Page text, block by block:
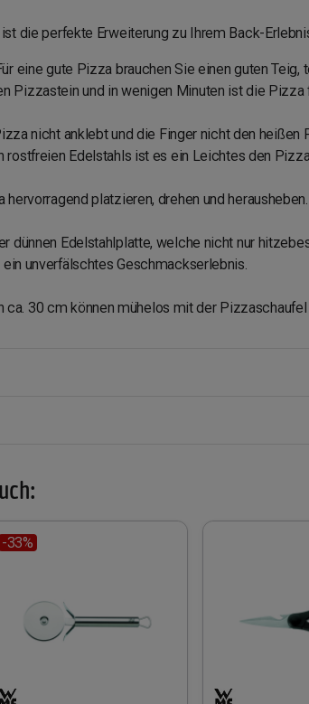
die perfekte Erweiterung zu Ihrem Back-
eine gute Pizza brauchen Sie einen guten Teig,
Pizzastein und in wenigen Minuten ist die Pizza
nicht anklebt und die Finger nicht den heißen
rostfreien Edelstahls ist es ein Leichtes den
platzieren, drehen und
dünnen Edelstahlplatte, welche nicht nur
unverfälschtes Geschmackserlebnis.
30 cm können mühelos mit der
-33%